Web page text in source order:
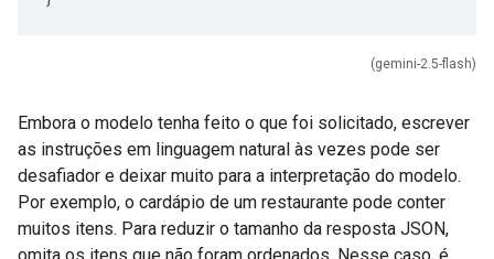
(gemini-2.5-flash)
Embora o modelo tenha feito o que foi solicitado, escrever
as instruções em linguagem natural às vezes pode ser
desafiador e deixar muito para a interpretação do modelo.
Por exemplo, o cardápio de um restaurante pode conter
muitos itens. Para reduzir o tamanho da resposta JSON,